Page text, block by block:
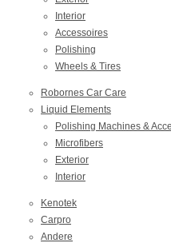
Interior
Accessoires
Polishing
Wheels & Tires
Robornes Car Care
Liquid Elements
Polishing Machines &
Microfibers
Exterior
Interior
Kenotek
Carpro
Andere